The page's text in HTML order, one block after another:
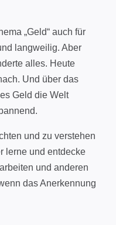
„Geld“ auch für
langweilig. Aber
alles. Heute
Und über das
Geld die Welt
und zu verstehen
lerne und entdecke
und anderen
das Anerkennung